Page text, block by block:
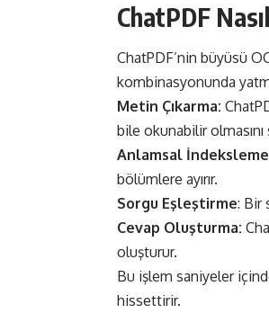
ChatPDF
ChatPDF’nin büyüsü
kombinasyonunda
Metin Çıkarma:
bile okunabilir olmasını
Anlamsal
bölümlere ayırır.
Sorgu Eşleştirme: Bir
Cevap Oluşturma:
oluşturur.
Bu işlem saniyeler
hissettirir.